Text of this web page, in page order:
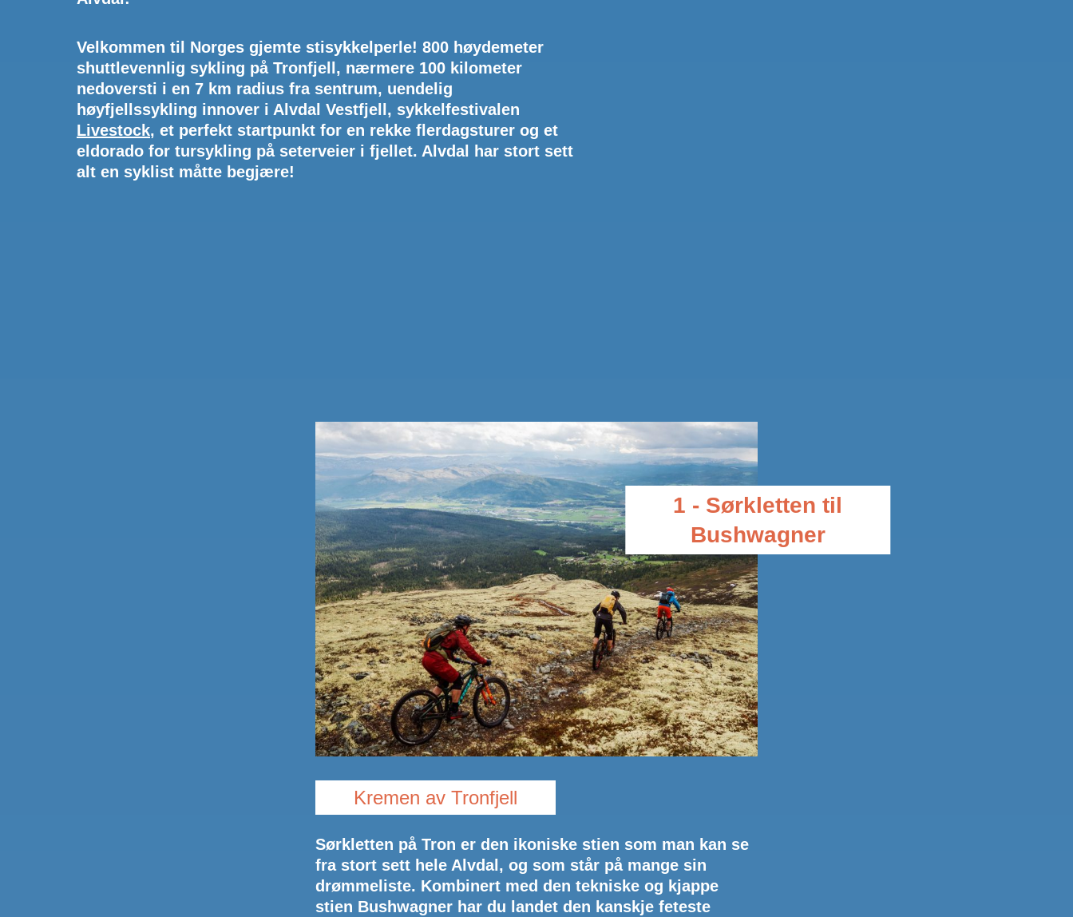
Velkommen til Norges gjemte stisykkelperle! 800 høydemeter
shuttlevennlig sykling på Tronfjell, nærmere 100 kilometer
nedoversti i en 7 km radius fra sentrum, uendelig
høyfjellssykling innover i Alvdal Vestfjell, sykkelfestivalen
Livestock, et perfekt startpunkt for en rekke flerdagsturer og et
eldorado for tursykling på seterveier i fjellet. Alvdal har stort sett
alt en syklist måtte begjære!
1 - Sørkletten til
Bushwagner
Kremen av Tronfjell
Sørkletten på Tron er den ikoniske stien som man kan se
fra stort sett hele Alvdal, og som står på mange sin
drømmeliste. Kombinert med den tekniske og kjappe
stien Bushwagner har du landet den kanskje feteste